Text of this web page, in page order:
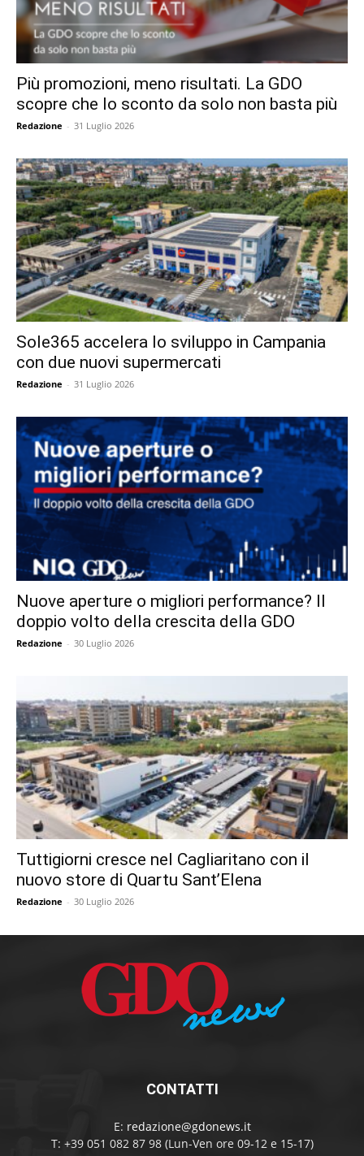
Più promozioni, meno risultati. La GDO
scopre che lo sconto da solo non basta più
Redazione - 31 Luglio 2026
Sole365 accelera lo sviluppo in Campania
con due nuovi supermercati
Redazione - 31 Luglio 2026
Nuove aperture o migliori performance? Il
doppio volto della crescita della GDO
Redazione - 30 Luglio 2026
Tuttigiorni cresce nel Cagliaritano con il
nuovo store di Quartu Sant’Elena
Redazione - 30 Luglio 2026
CONTATTI
E: redazione@gdonews.it
T: +39 051 082 87 98 (Lun-Ven ore 09-12 e 15-17)